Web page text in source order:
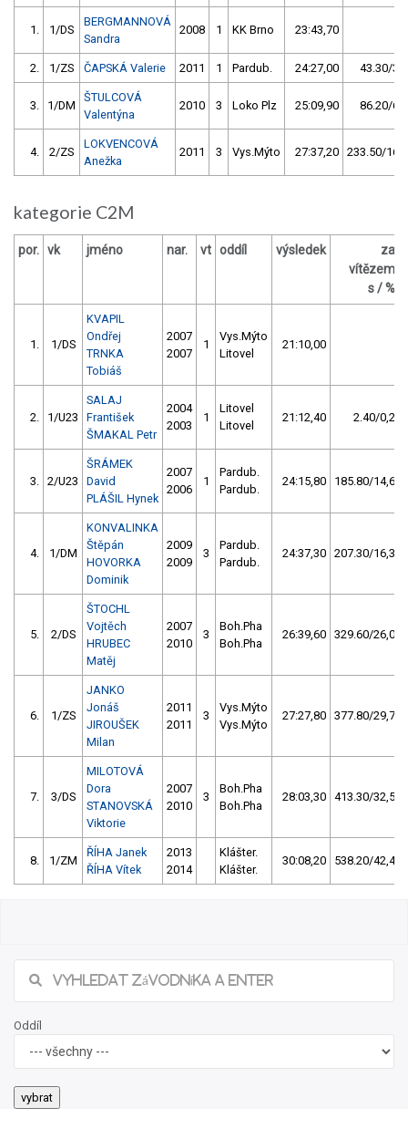
1. 1/DS
BERGMANNOVÁ
Sandra
2008 1 KK Brno 23:43,70
2. 1/ZS ČAPSKÁ Valerie 2011 1 Pardub. 24:27,00 43.30/3,0
3. 1/DM
ŠTULCOVÁ
Valentýna
2010 3 Loko Plz 25:09,90 86.20/6,1
4. 2/ZS
LOKVENCOVÁ
Anežka
2011 3 Vys.Mýto 27:37,20 233.50/16,4
kategorie C2M
por. vk jméno nar. vt oddíl výsledek
za
vítězem
s / %
1. 1/DS
KVAPIL
Ondřej
TRNKA
Tobiáš
2007
2007
1
Vys.Mýto
Litovel
21:10,00
2. 1/U23
SALAJ
František
ŠMAKAL Petr
2004
2003
1
Litovel
Litovel
21:12,40 2.40/0,2
3. 2/U23
ŠRÁMEK
David
PLÁŠIL Hynek
2007
2006
1
Pardub.
Pardub.
24:15,80 185.80/14,6
4. 1/DM
KONVALINKA
Štěpán
HOVORKA
Dominik
2009
2009
3
Pardub.
Pardub.
24:37,30 207.30/16,3
5. 2/DS
ŠTOCHL
Vojtěch
HRUBEC
Matěj
2007
2010
3
Boh.Pha
Boh.Pha
26:39,60 329.60/26,0
6. 1/ZS
JANKO
Jonáš
JIROUŠEK
Milan
2011
2011
3
Vys.Mýto
Vys.Mýto
27:27,80 377.80/29,7
7. 3/DS
MILOTOVÁ
Dora
STANOVSKÁ
Viktorie
2007
2010
3
Boh.Pha
Boh.Pha
28:03,30 413.30/32,5
8. 1/ZM
ŘÍHA Janek
ŘÍHA Vítek
2013
2014
Klášter.
Klášter.
30:08,20 538.20/42,4
Oddíl